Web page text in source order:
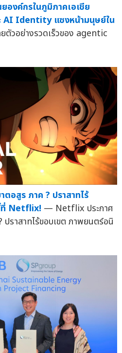
องค์กรในภูมิภาคเอเชีย
AI Identity แซงหน้ามนุษย์ใน
ตัวอย่างรวดเร็วของ agentic
อสูร ภาค ? ปราสาทไร้
ที่ Netflix! — Netflix ประกาศ
ราสาทไร้ขอบเขต ภาพยนตร์อนิ